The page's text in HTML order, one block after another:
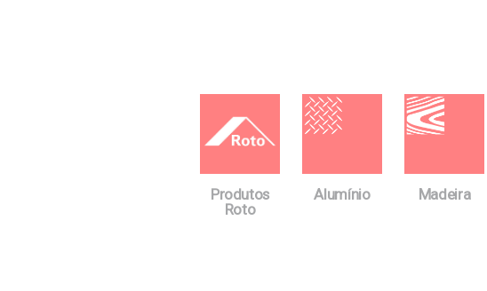
Produtos
Roto
Alumínio Madeira